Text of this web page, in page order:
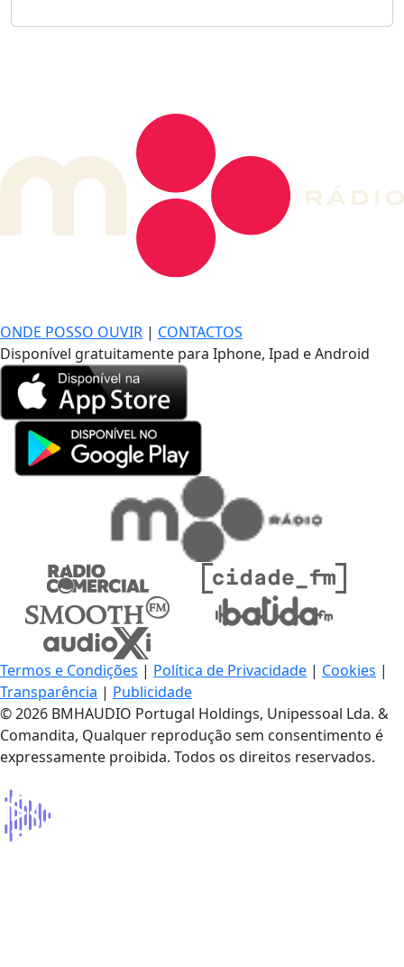
ONDE POSSO OUVIR | CONTACTOS
Disponível gratuitamente para Iphone, Ipad e Android
Termos e Condições | Política de Privacidade | Cookies |
Transparência | Publicidade
© 2026 BMHAUDIO Portugal Holdings, Unipessoal Lda. &
Comandita, Qualquer reprodução sem consentimento é
expressamente proibida. Todos os direitos reservados.